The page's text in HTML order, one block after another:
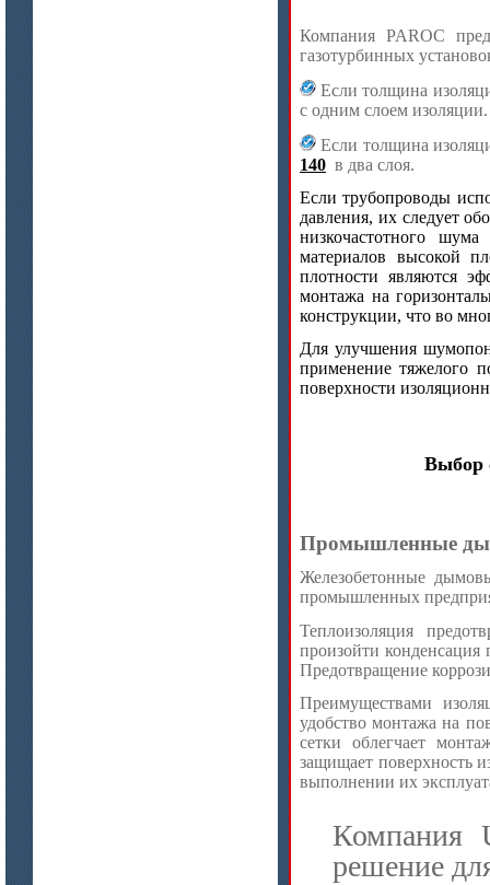
Компания PAROC
газотурбинных
Если толщина
с одним слоем изоляции.
Если толщина
140 в два слоя.
Если трубопроводы
давления, их следует
низкочастотного
материалов высокой
плотности являются
монтажа на
конструкции, что во
Для улучшения
применение тяжелого
поверхности
Выбор
Промышленные
Железобетонные
промышленных
Теплоизоляция
произойти
Предотвращение
Преимуществами
удобство монтажа на
сетки облегчает
защищает поверхность
выполнении их
Компания
решение